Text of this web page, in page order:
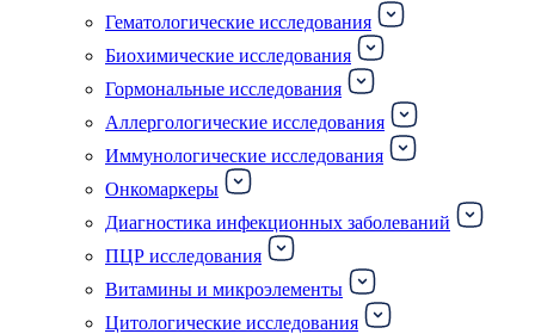
Гематологические исследования
Биохимические исследования
Гормональные исследования
Аллергологические исследования
Иммунологические исследования
Онкомаркеры
Диагностика инфекционных заболеваний
ПЦР исследования
Витамины и микроэлементы
Цитологические исследования